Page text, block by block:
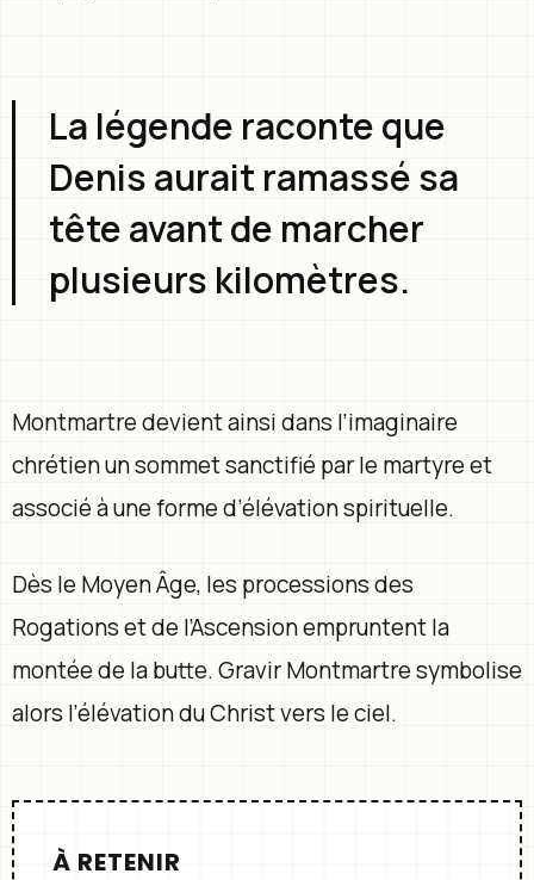
La légende raconte que
Denis aurait ramassé sa
tête avant de marcher
plusieurs kilomètres.
Montmartre devient ainsi dans l’imaginaire
chrétien un sommet sanctifié par le martyre et
associé à une forme d’élévation spirituelle.
Dès le Moyen Âge, les processions des
Rogations et de l’Ascension empruntent la
montée de la butte. Gravir Montmartre symbolise
alors l’élévation du Christ vers le ciel.
À RETENIR